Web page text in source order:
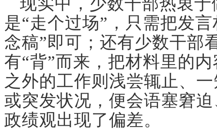
是“走个过场”，只需把发
念稿”即可；还有少数干部
有“背”而来，把材料里的
之外的工作则浅尝辄止、
或突发状况，便会语塞窘
政绩观出现了偏差。